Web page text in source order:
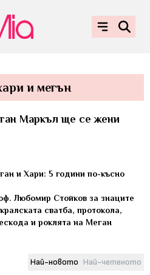
и мегън
Маркъл ще се жени
и Хари: 5 години по-късно
Любомир Стойков за знаците
сватба, протокола,
и роклята на Меган
Най-новото Най-четеното